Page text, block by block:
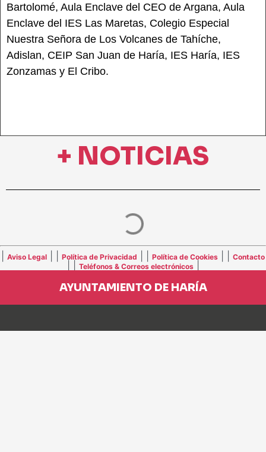
Bartolomé, Aula Enclave del CEO de Argana, Aula
Enclave del IES Las Maretas, Colegio Especial
Nuestra Señora de Los Volcanes de Tahíche,
Adislan, CEIP San Juan de Haría, IES Haría, IES
Zonzamas y El Cribo.
+ NOTICIAS
Aviso Legal Política de Privacidad Política de Cookies Contacto
Teléfonos & Correos electrónicos|
AYUNTAMIENTO DE HARÍA